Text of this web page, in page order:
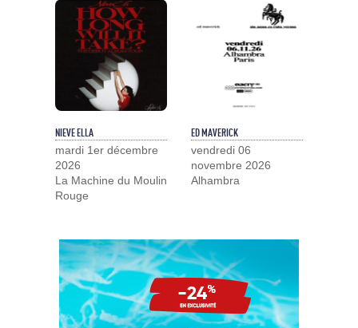
NIEVE ELLA
mardi 1er décembre
2026
La Machine du Moulin
Rouge
ED MAVERICK
vendredi 06
novembre 2026
Alhambra